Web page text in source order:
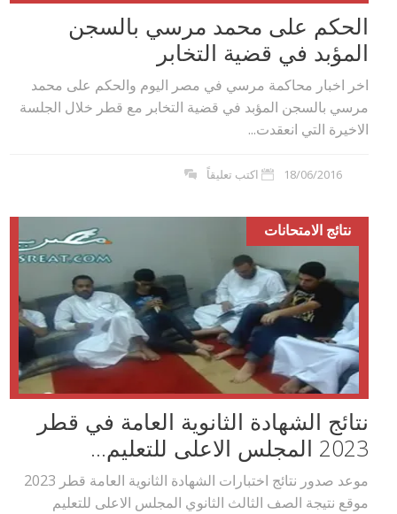
الحكم على محمد مرسي بالسجن
المؤبد في قضية التخابر
اخر اخبار محاكمة مرسي في مصر اليوم والحكم على محمد
مرسي بالسجن المؤبد في قضية التخابر مع قطر خلال الجلسة
الاخيرة التي انعقدت...
18/06/2016 اكتب تعليقاً
نتائج الامتحانات
نتائج الشهادة الثانوية العامة في قطر
2023 المجلس الاعلى للتعليم...
موعد صدور نتائج اختبارات الشهادة الثانوية العامة قطر 2023
موقع نتيجة الصف الثالث الثانوي المجلس الاعلى للتعليم